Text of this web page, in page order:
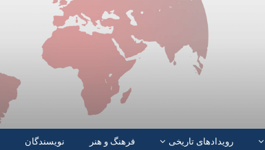
رویدادهای تاریخی فرهنگ و هنر نویسندگان